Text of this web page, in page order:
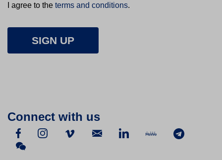
I agree to the terms and conditions.
SIGN UP
Connect with us